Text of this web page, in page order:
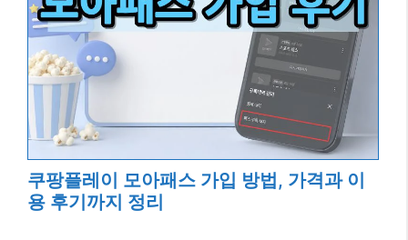
쿠팡플레이 모아패스 가입 방법, 가격과 이
용 후기까지 정리